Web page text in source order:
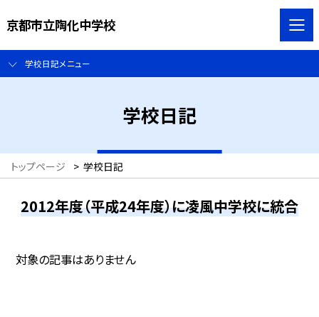
京都市立陶化中学校
学校日記メニュー
学校日記
トップページ > 学校日記
2012年度（平成24年度）に凌風中学校に統合
対象の記事はありません